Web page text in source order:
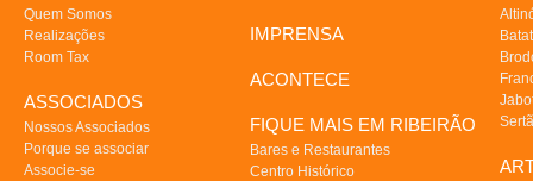
Quem Somos
Realizações
Room Tax
ASSOCIADOS
Nossos Associados
Porque se associar
Associe-se
IMPRENSA
ACONTECE
FIQUE MAIS EM RIBEIRÃO
Bares e Restaurantes
Centro Histórico